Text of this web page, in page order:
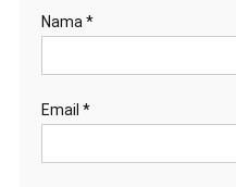
Nama *
Email *